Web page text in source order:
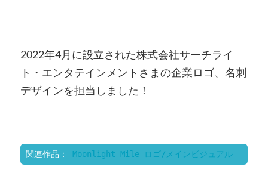
2022年4月に設立された株式会社サーチライ
ト・エンタテインメントさまの企業ロゴ、名刺
デザインを担当しました！
関連作品： Moonlight Mile ロゴ/メインビジュアル